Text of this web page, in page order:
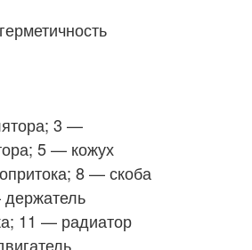
3 —
5 — кожух
8 — скоба
11 — радиатор